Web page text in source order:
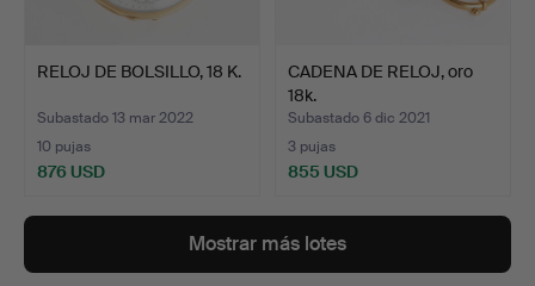
RELOJ DE BOLSILLO, 18 K.
Subastado 13 mar 2022
10 pujas
876 USD
CADENA DE RELOJ, oro
18k.
Subastado 6 dic 2021
3 pujas
855 USD
Mostrar más lotes